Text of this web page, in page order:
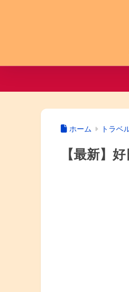
ホーム トラベ
【最新】